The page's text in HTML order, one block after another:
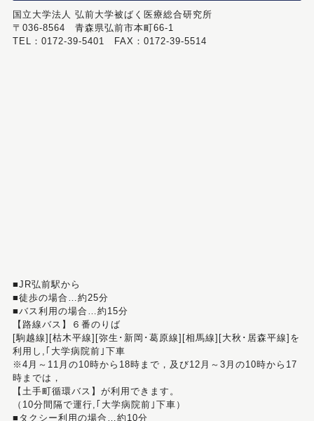
国立大学法人 弘前大学被ばく医療総合研究所
〒036-8564 青森県弘前市本町66-1
TEL：0172-39-5401 FAX：0172-39-5514
■JR弘前駅から
■徒歩の場合…約25分
■バス利用の場合…約15分
【路線バス】６番のりば
[駒越線][枯木平線][弥生･新岡･葛原線][相馬線][大秋･居森平線]を
利用し,｢大学病院前｣下車
※4月～11月の10時から18時まで，及び12月～3月の10時から17
時までは，
【土手町循環バス】が利用できます。
（10分間隔で運行,｢大学病院前｣下車）
■タクシー利用の場合…約10分